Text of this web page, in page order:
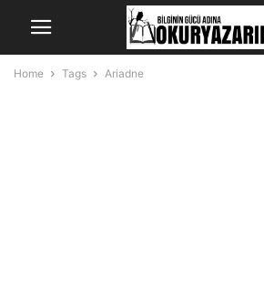
Home Tags Ariadne